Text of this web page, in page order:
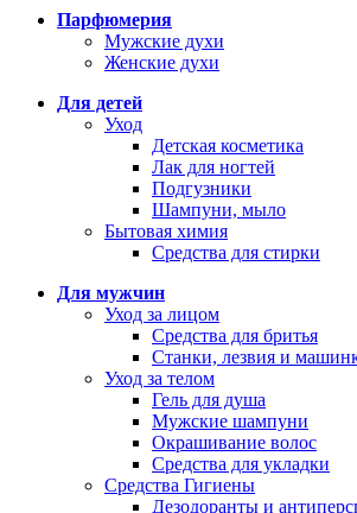
Парфюмерия
Мужские духи
Женские духи
Для детей
Уход
Детская косметика
Лак для ногтей
Подгузники
Шампуни, мыло
Бытовая химия
Средства для стирки
Для мужчин
Уход за лицом
Средства для бритья
Станки, лезвия и
Уход за телом
Гель для душа
Мужские шампуни
Окрашивание волос
Средства для укладки
Средства Гигиены
Дезодоранты и